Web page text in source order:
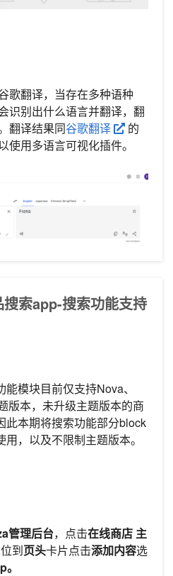
歌翻译，当存在多种语种
识别出什么语言并翻译，翻
翻译结果同谷歌翻译
的
使用多语言可视化插件。
索app-搜索功能支持
模块目前仅支持Nova、
版本，未升级主题版本的商
此本期将搜索功能部分block
，以及不限制主题版本。
管理后台，点击在线商店 主
到页头卡片点击添加内容选